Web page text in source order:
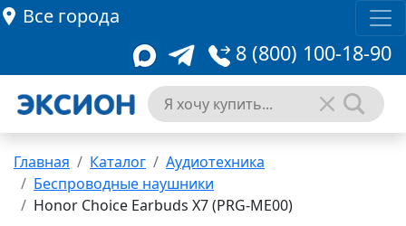
Все города
8 (800) 100-18-90
Главная Каталог
Аудиотехника
Беспроводные наушники
Honor Choice Earbuds X7 (PRG-ME00)